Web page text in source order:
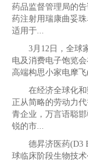
药品监督管理局的
药注射用瑞康曲妥
适用于...
3月12日，全球家
电及消费电子饱览
高端构思小家电摩
在经济全球化和
正从简略的劳动力
青企业，万言语聪
锐的市...
德昇济医药(D3
球临床阶段生物技